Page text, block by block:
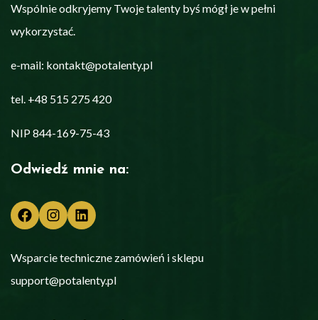
Wspólnie odkryjemy Twoje talenty byś mógł je w pełni
wykorzystać.
e-mail: kontakt@potalenty.pl
tel. +48 515 275 420
NIP 844-169-75-43
Odwiedź mnie na:
Instagram
Wsparcie techniczne zamówień i sklepu
support@potalenty.pl